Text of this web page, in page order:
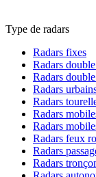
Type de radars
Radars fixes
Radars
Radars
Radars
Radars
Radars
Radars
Radars feux
Radars
Radars